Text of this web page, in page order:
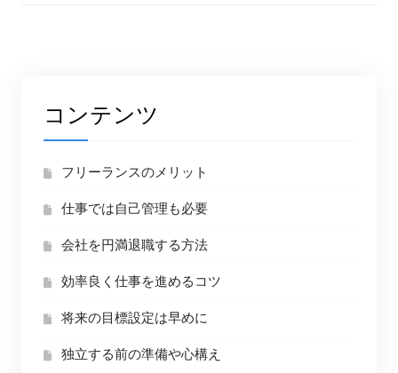
コンテンツ
フリーランスのメリット
仕事では自己管理も必要
会社を円満退職する方法
効率良く仕事を進めるコツ
将来の目標設定は早めに
独立する前の準備や心構え